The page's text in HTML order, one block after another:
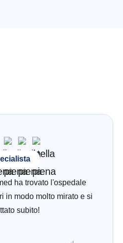
ha trovato l'ospedale
in modo molto mirato e si
subito!